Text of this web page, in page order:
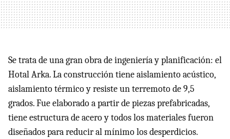
Se trata de una gran obra de ingeniería y planificación: el
Hotal Arka. La construcción tiene aislamiento acústico,
aislamiento térmico y resiste un terremoto de 9,5
grados. Fue elaborado a partir de piezas prefabricadas,
tiene estructura de acero y todos los materiales fueron
diseñados para reducir al mínimo los desperdicios.